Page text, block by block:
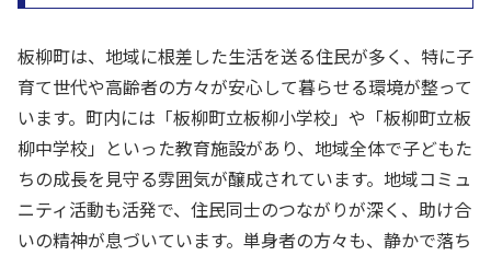
板柳町は、地域に根差した生活を送る住民が多く、特に子
育て世代や高齢者の方々が安心して暮らせる環境が整って
います。町内には「板柳町立板柳小学校」や「板柳町立板
柳中学校」といった教育施設があり、地域全体で子どもた
ちの成長を見守る雰囲気が醸成されています。地域コミュ
ニティ活動も活発で、住民同士のつながりが深く、助け合
いの精神が息づいています。単身者の方々も、静かで落ち